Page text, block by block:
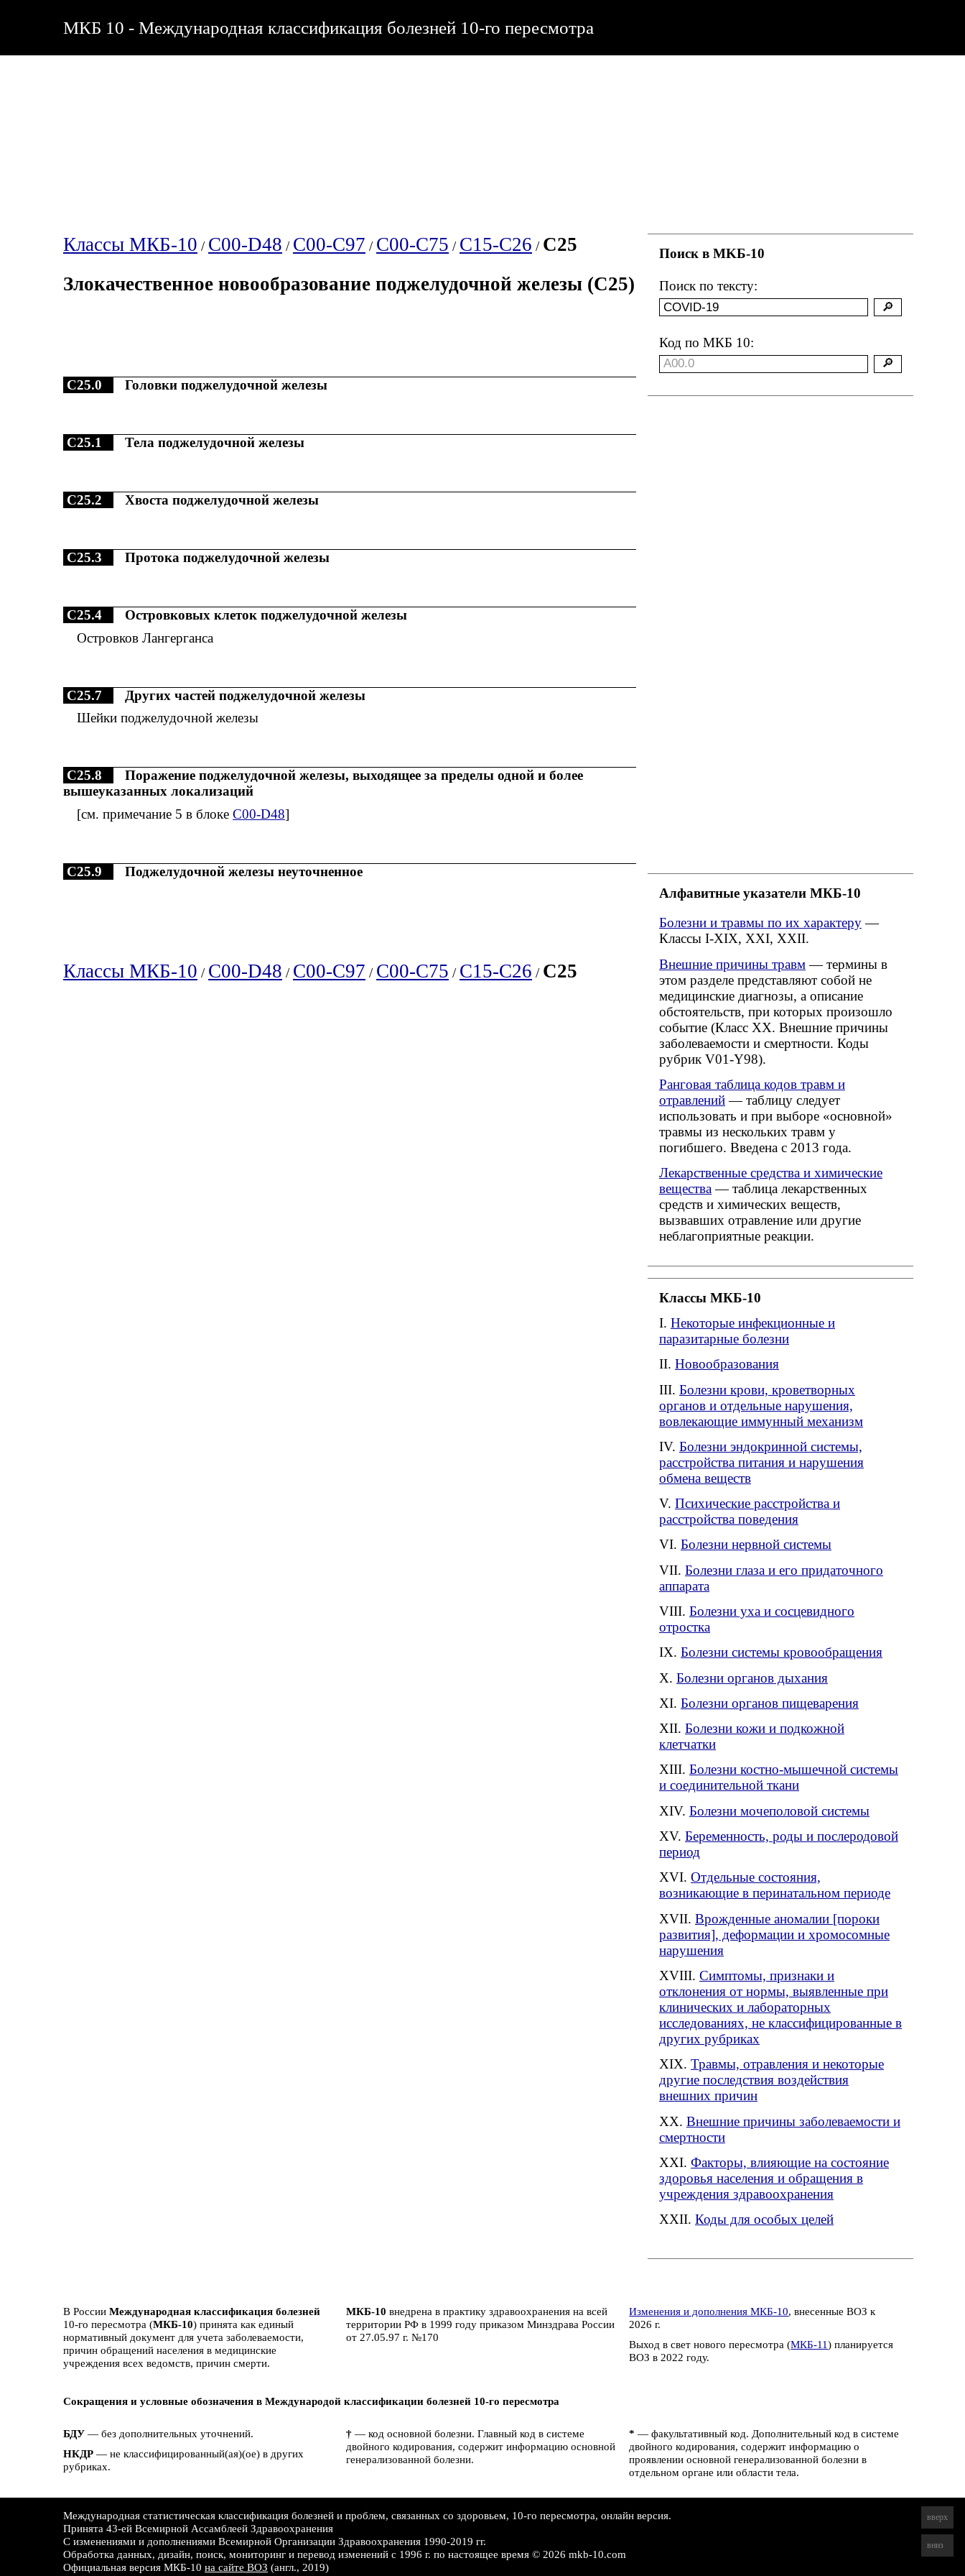
МКБ 10 - Международная классификация болезней 10-го пересмотра
Классы МКБ-10 / C00-D48 / C00-C97 / C00-C75 / C15-C26 / C25
Злокачественное новообразование поджелудочной железы (C25)
C25.0 Головки поджелудочной железы
C25.1 Тела поджелудочной железы
C25.2 Хвоста поджелудочной железы
C25.3 Протока поджелудочной железы
C25.4
Островковых клеток поджелудочной железы
Островков Лангерганса
C25.7
Других частей поджелудочной железы
Шейки поджелудочной железы
C25.8
Поражение поджелудочной железы, выходящее за пределы одной и более
вышеуказанных локализаций
[см. примечание 5 в блоке C00-D48]
C25.9 Поджелудочной железы неуточненное
Классы МКБ-10 / C00-D48 / C00-C97 / C00-C75 / C15-C26 / C25
Поиск в MKБ-10
Поиск по тексту:
Код по МКБ 10:
Алфавитные указатели МКБ-10
Болезни и травмы по их характеру—
Классы I-XIX, XXI, XXII.
Внешние причины травм— термины в
этом разделе представляют собой не
медицинские диагнозы, а описание
обстоятельств, при которых произошло
событие (Класс XX. Внешние причины
заболеваемости и смертности. Коды
рубрик V01-Y98).
Ранговая таблица кодов травм и
отравлений— таблицу следует
использовать и при выборе «основной»
травмы из нескольких травм у
погибшего. Введена с 2013 года.
Лекарственные средства и химические
вещества— таблица лекарственных
средств и химических веществ,
вызвавших отравление или другие
неблагоприятные реакции.
Классы МКБ-10
Некоторые инфекционные и
паразитарные болезни
Новообразования
Болезни крови, кроветворных
органов и отдельные нарушения,
вовлекающие иммунный механизм
Болезни эндокринной системы,
расстройства питания и нарушения
обмена веществ
Психические расстройства и
расстройства поведения
Болезни нервной системы
Болезни глаза и его придаточного
аппарата
Болезни уха и сосцевидного
отростка
Болезни системы кровообращения
Болезни органов дыхания
Болезни органов пищеварения
Болезни кожи и подкожной
клетчатки
Болезни костно-мышечной системы
и соединительной ткани
Болезни мочеполовой системы
Беременность, роды и послеродовой
период
Отдельные состояния,
возникающие в перинатальном периоде
Врожденные аномалии [пороки
развития], деформации и хромосомные
нарушения
Симптомы, признаки и
отклонения от нормы, выявленные при
клинических и лабораторных
исследованиях, не классифицированные в
других рубриках
Травмы, отравления и некоторые
другие последствия воздействия
внешних причин
Внешние причины заболеваемости и
смертности
Факторы, влияющие на состояние
здоровья населения и обращения в
учреждения здравоохранения
Коды для особых целей
В России Международная классификация болезней
10-го пересмотра (МКБ-10) принята как единый
нормативный документ для учета заболеваемости,
причин обращений населения в медицинские
учреждения всех ведомств, причин смерти.
МКБ-10 внедрена в практику здравоохранения на всей
территории РФ в 1999 году приказом Минздрава России
от 27.05.97 г. №170
Изменения и дополнения МКБ-10, внесенные ВОЗ к
2026 г.
Выход в свет нового пересмотра (МКБ-11) планируется
ВОЗ в 2022 году.
Сокращения и условные обозначения в Международой классификации болезней 10-го пересмотра
БДУ — без дополнительных уточнений.
НКДР — не классифицированный(ая)(ое) в других
рубриках.
† — код основной болезни. Главный код в системе
двойного кодирования, содержит информацию основной
генерализованной болезни.
* — факультативный код. Дополнительный код в системе
двойного кодирования, содержит информацию о
проявлении основной генерализованной болезни в
отдельном органе или области тела.
Международная статистическая классификация болезней и проблем, связанных со здоровьем, 10-го пересмотра, онлайн версия.
Принята 43-ей Всемирной Ассамблеей Здравоохранения
С изменениями и дополнениями Всемирной Организации Здравоохранения 1990-2019 гг.
Обработка данных, дизайн, поиск, мониторинг и перевод изменений c 1996 г. по настоящее время © 2026 mkb-10.com
Официальная версия МКБ-10 на сайте ВОЗ (англ., 2019)
вверх
вниз